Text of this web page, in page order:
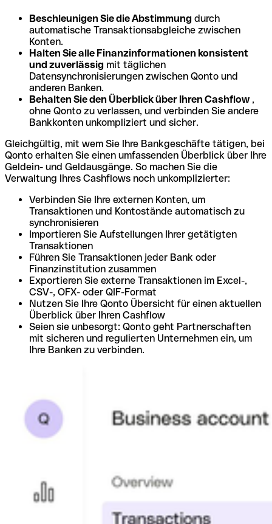
Beschleunigen Sie die Abstimmung durch
automatische Transaktionsabgleiche zwischen
Konten.
Halten Sie alle Finanzinformationen konsistent
und zuverlässig mit täglichen
Datensynchronisierungen zwischen Qonto und
anderen Banken.
Behalten Sie den Überblick über Ihren Cashflow ,
ohne Qonto zu verlassen, und verbinden Sie andere
Bankkonten unkompliziert und sicher.
Gleichgültig, mit wem Sie Ihre Bankgeschäfte tätigen, bei
Qonto erhalten Sie einen umfassenden Überblick über Ihre
Geldein- und Geldausgänge. So machen Sie die
Verwaltung Ihres Cashflows noch unkomplizierter:
Verbinden Sie Ihre externen Konten, um
Transaktionen und Kontostände automatisch zu
synchronisieren
Importieren Sie Aufstellungen Ihrer getätigten
Transaktionen
Führen Sie Transaktionen jeder Bank oder
Finanzinstitution zusammen
Exportieren Sie externe Transaktionen im Excel-,
CSV-, OFX- oder QIF-Format
Nutzen Sie Ihre Qonto Übersicht für einen aktuellen
Überblick über Ihren Cashflow
Seien sie unbesorgt: Qonto geht Partnerschaften
mit sicheren und regulierten Unternehmen ein, um
Ihre Banken zu verbinden.